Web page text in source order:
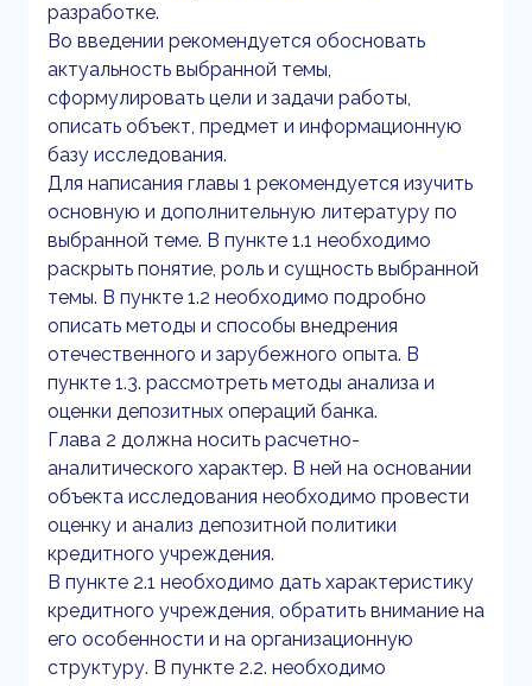
разработке.
Во введении рекомендуется обосновать
актуальность выбранной темы,
сформулировать цели и задачи работы,
описать объект, предмет и информационную
базу исследования.
Для написания главы 1 рекомендуется изучить
основную и дополнительную литературу по
выбранной теме. В пункте 1.1 необходимо
раскрыть понятие, роль и сущность выбранной
темы. В пункте 1.2 необходимо подробно
описать методы и способы внедрения
отечественного и зарубежного опыта. В
пункте 1.3. рассмотреть методы анализа и
оценки депозитных операций банка.
Глава 2 должна носить расчетно-
аналитического характер. В ней на основании
объекта исследования необходимо провести
оценку и анализ депозитной политики
кредитного учреждения.
В пункте 2.1 необходимо дать характеристику
кредитного учреждения, обратить внимание на
его особенности и на организационную
структуру. В пункте 2.2. необходимо